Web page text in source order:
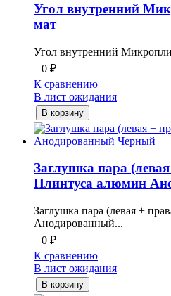
Угол внутренний
мат
Угол внутренний
0 ₽
К сравнению
В лист ожидания
В корзину
Заглушка пара
Плинтуса алюмин
Заглушка пара (левая +
Анодированный...
0 ₽
К сравнению
В лист ожидания
В корзину